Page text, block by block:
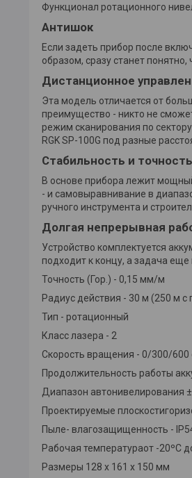
Функционал ротационного
Антишок
Если задеть прибор после
образом, сразу станет
Дистанционное
Эта модель отличается от
преимущество - никто не
режим сканирования по
RGK SP-100G под разные
Стабильность и точность
В основе прибора лежит
- и самовыравнивание в
ручного инструмента и
Долгая непрерывная
Устройство комплектуется
подходит к концу, а задача
Точность (Гор.) - 0,15 мм/м
Радиус действия - 30 м (250 м с
Тип - ротационный
Класс лазера - 2
Скорость вращения - 0/300/
Продолжительность работы
Диапазон автонивелирования
Проектируемые
Пыле- влагозащищенность -
Рабочая температураот -20ºC
Размеры 128 х 161 х 150 мм